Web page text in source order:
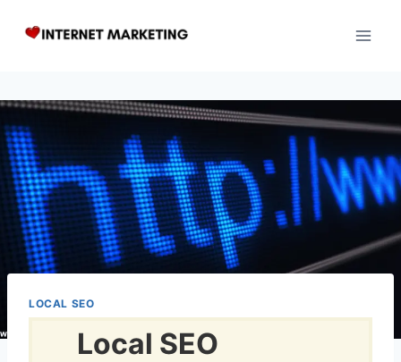
Inhalt
LOCAL SEO
Local SEO